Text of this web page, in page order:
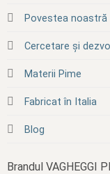
Povestea noastră
Cercetare și
Materii Pime
Fabricat în Italia
Blog
Brandul VAGHEGGI